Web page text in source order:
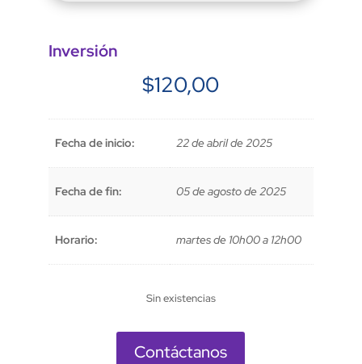
Inversión
$120,00
Fecha de inicio: 22 de abril de 2025
Fecha de fin: 05 de agosto de 2025
Horario: martes de 10h00 a 12h00
Sin existencias
Contáctanos